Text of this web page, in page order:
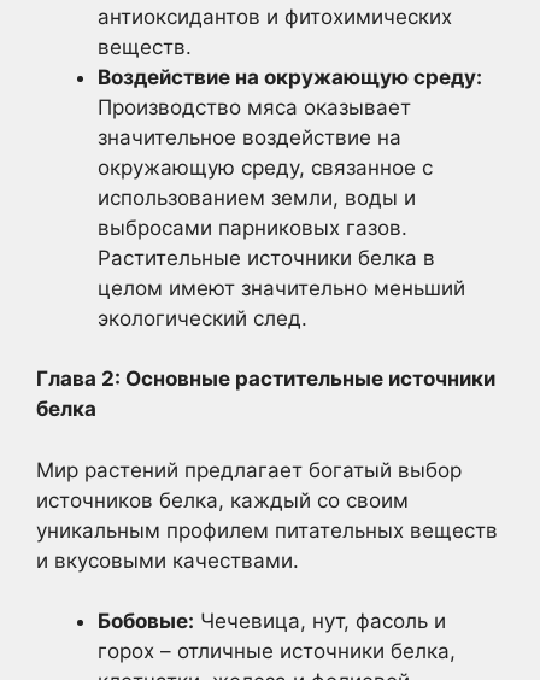
антиоксидантов и фитохимических
веществ.
Воздействие на окружающую среду:
Производство мяса оказывает
значительное воздействие на
окружающую среду, связанное с
использованием земли, воды и
выбросами парниковых газов.
Растительные источники белка в
целом имеют значительно меньший
экологический след.
Глава 2: Основные растительные источники
белка
Мир растений предлагает богатый выбор
источников белка, каждый со своим
уникальным профилем питательных веществ
и вкусовыми качествами.
Бобовые: Чечевица, нут, фасоль и
горох – отличные источники белка,